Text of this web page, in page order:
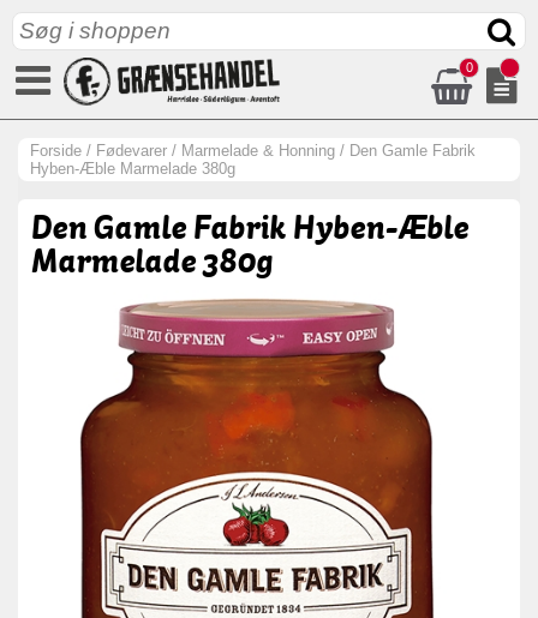
0
Forside / Fødevarer / Marmelade & Honning / Den Gamle Fabrik
Hyben-Æble Marmelade 380g
Den Gamle Fabrik Hyben-Æble
Marmelade 380g